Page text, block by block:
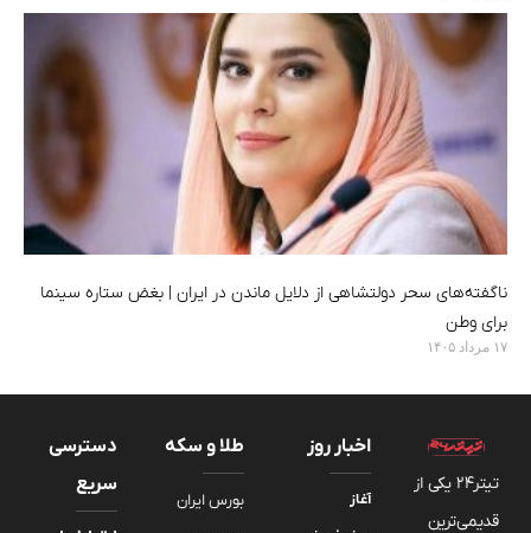
ناگفته‌های سحر دولتشاهی از دلایل ماندن در ایران | بغض ستاره سینما
برای وطن
۱۷ مرداد ۱۴۰۵
تیتر24 یکی از
قدیمی‌ترین
اخبار روز
آغاز
طلا و سکه
بورس ایران
دسترسی
سریع